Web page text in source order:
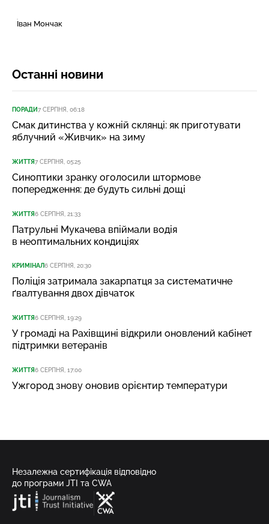
Іван Мончак
Останні новини
ПОРАДИ7 СЕРПНЯ, 06:18
Смак дитинства у кожній склянці: як приготувати
яблучний «Живчик» на зиму
ЖИТТЯ7 СЕРПНЯ, 05:25
Синоптики зранку оголосили штормове
попередження: де будуть сильні дощі
ЖИТТЯ6 СЕРПНЯ, 21:33
Патрульні Мукачева впіймали водія
в неоптимальних кондиціях
КРИМІНАЛ6 СЕРПНЯ, 20:30
Поліція затримала закарпатця за систематичне
ґвалтування двох дівчаток
ЖИТТЯ6 СЕРПНЯ, 19:29
У громаді на Рахівщині відкрили оновлений кабінет
підтримки ветеранів
ЖИТТЯ6 СЕРПНЯ, 17:00
Ужгород знову оновив орієнтир температури
Незалежна сертифікація відповідно
до програми JTI та CWA